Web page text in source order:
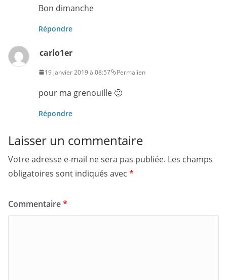
Bon dimanche
Répondre
carlo1er
19 janvier 2019 à 08:57 Permalien
pour ma grenouille 🙂
Répondre
Laisser un commentaire
Votre adresse e-mail ne sera pas publiée. Les champs
obligatoires sont indiqués avec *
Commentaire*